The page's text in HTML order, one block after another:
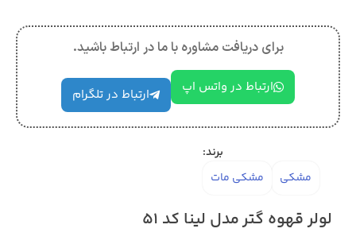
برای دریافت مشاوره با ما در ارتباط باشید.
ارتباط در واتس اپ ارتباط در تلگرام
برند:
مشکی
مشکی مات
لولر قهوه گتر مدل لینا کد 51